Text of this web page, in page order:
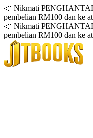
📣 Nikmati
pembelian RM100 dan ke
📣 Nikmati
pembelian RM100 dan ke